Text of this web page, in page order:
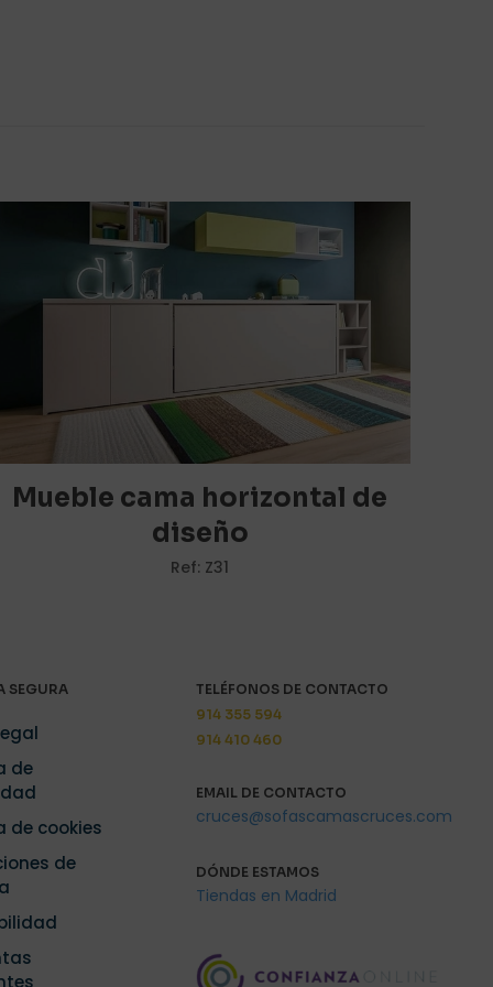
Mueble cama horizontal de
diseño
Ref: Z31
SEGURA
de
de cookies
de
TELÉFONOS DE CONTACTO
914 355 594
914 410 460
EMAIL DE CONTACTO
cruces@sofascamascruces.com
DÓNDE ESTAMOS
Tiendas en Madrid